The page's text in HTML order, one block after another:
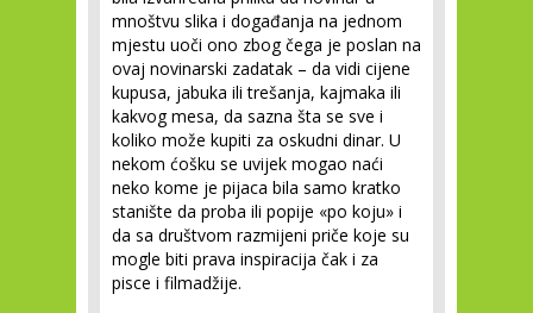
mnoštvu slika i događanja na jednom
mjestu uoči ono zbog čega je poslan na
ovaj novinarski zadatak – da vidi cijene
kupusa, jabuka ili trešanja, kajmaka ili
kakvog mesa, da sazna šta se sve i
koliko može kupiti za oskudni dinar. U
nekom ćošku se uvijek mogao naći
neko kome je pijaca bila samo kratko
stanište da proba ili popije «po koju» i
da sa društvom razmijeni priče koje su
mogle biti prava inspiracija čak i za
pisce i filmadžije.